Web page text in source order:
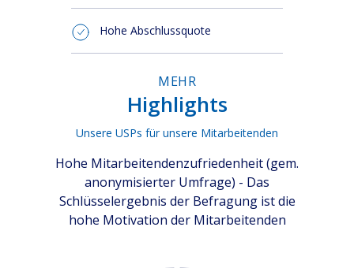
Hohe Abschlussquote
MEHR
Highlights
Unsere USPs für unsere Mitarbeitenden
Hohe Mitarbeitendenzufriedenheit (gem.
anonymisierter Umfrage) - Das
Schlüsselergebnis der Befragung ist die
hohe Motivation der Mitarbeitenden